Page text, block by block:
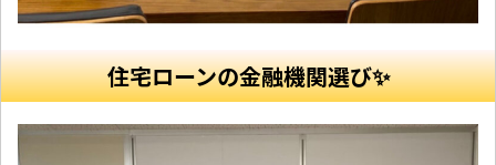
住宅ローンの金融機関選び✨